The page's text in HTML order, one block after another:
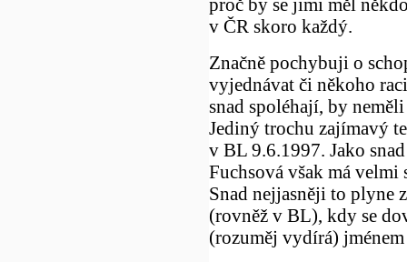
proč by se jimi měl
v ČR skoro každý.
Značně pochybuji o
vyjednávat či někoho
snad spoléhají, by
Jediný trochu zajímavý
v BL 9.6.1997. Jako
Fuchsová však má velmi
Snad nejjasněji to plyne
(rovněž v BL), kdy se
(rozuměj vydírá)